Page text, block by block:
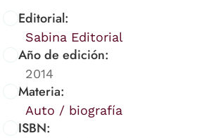
Editorial:
Sabina Editorial
Año de edición:
2014
Materia:
Auto / biografía
ISBN: